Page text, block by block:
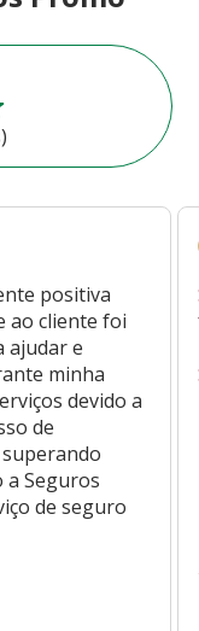
positiva
ao cliente foi
ajudar e
minha
devido a
de
a Seguros
de seguro